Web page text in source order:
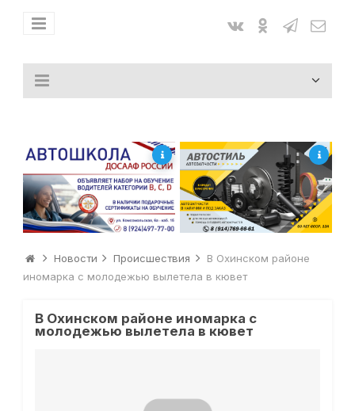
Новости Происшествия
В Охинском районе
иномарка с молодежью вылетела в кювет
В Охинском районе иномарка с
молодежью вылетела в кювет